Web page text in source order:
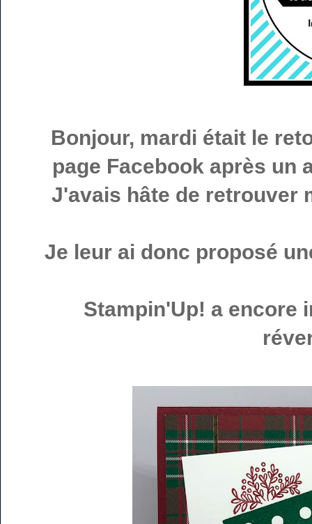
Bonjour, mardi était le
page Facebook après un
J'avais hâte de retrouver
Je leur ai donc proposé
Stampin'Up! a encore